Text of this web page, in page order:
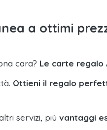
a ottimi
cara? Le carte regalo
Ottieni il regalo
servizi, più vantaggi